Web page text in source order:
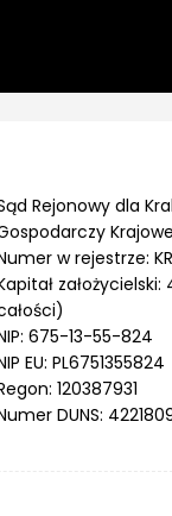
Rejonowy dla
w rejestrze:
675-13-55-824
EU: PL6751355824
120387931
DUNS: